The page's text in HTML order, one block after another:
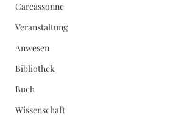
Carcassonne
Veranstaltung
Anwesen
Bibliothek
Buch
Wissenschaft